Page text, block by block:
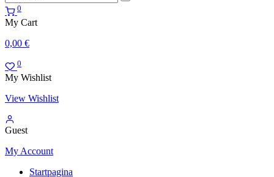
0
My Cart
0,00 €
0
My Wishlist
View Wishlist
Guest
My Account
Startpagina